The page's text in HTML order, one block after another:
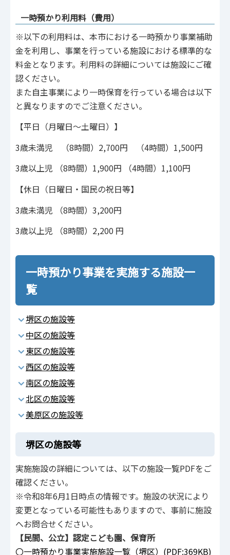
一時預かり利用料（費用）
※以下の利用料は、本市における一時預かり事業補助
金を利用し、事業を行っている施設における標準的な
料金となります。利用料の詳細については施設にご確
認ください。
また自主事業により一時保育を行っている場合は以下
と異なりますのでご注意ください。
【平日（月曜日～土曜日）】
3歳未満児 （8時間）2,700円 （4時間）1,500円
3歳以上児 （8時間）1,900円 （4時間）1,100円
【休日（日曜日・国民の祝日等】
3歳未満児 （8時間）3,200円
3歳以上児 （8時間）2,200 円
一時預かり事業を実施する施設一
覧
堺区の施設等
中区の施設等
東区の施設等
西区の施設等
南区の施設等
北区の施設等
美原区の施設等
堺区の施設等
実施施設の詳細については、以下の施設一覧PDFをご
確認ください。
※令和8年6月1日時点の情報です。施設の状況により
変更となっている可能性もありますので、事前に施設
へお問合せください。
【民間、公立】認定こども園、保育所
〇一時預かり事業実施施設一覧（堺区）(PDF:369KB)